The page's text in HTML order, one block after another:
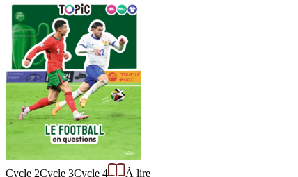
Cycle 2Cycle 3Cycle 4 À lire